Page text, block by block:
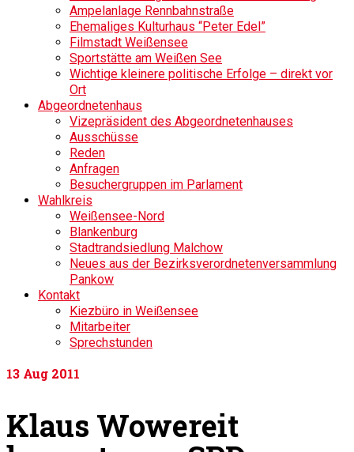
Ampelanlage Rennbahnstraße
Ehemaliges Kulturhaus “Peter Edel”
Filmstadt Weißensee
Sportstätte am Weißen See
Wichtige kleinere politische Erfolge – direkt vor
Ort
Abgeordnetenhaus
Vizepräsident des Abgeordnetenhauses
Ausschüsse
Reden
Anfragen
Besuchergruppen im Parlament
Wahlkreis
Weißensee-Nord
Blankenburg
Stadtrandsiedlung Malchow
Neues aus der Bezirksverordnetenversammlung
Pankow
Kontakt
Kiezbüro in Weißensee
Mitarbeiter
Sprechstunden
13 Aug 2011
Klaus Wowereit